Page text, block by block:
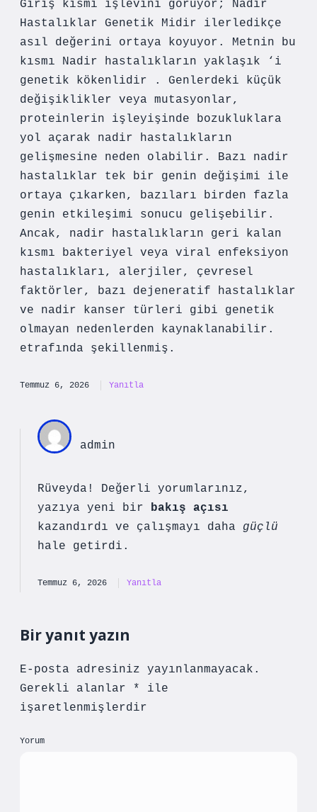
Giriş kısmı işlevini görüyor; Nadir
Hastalıklar Genetik Midir ilerledikçe
asıl değerini ortaya koyuyor. Metnin bu
kısmı Nadir hastalıkların yaklaşık ‘i
genetik kökenlidir . Genlerdeki küçük
değişiklikler veya mutasyonlar,
proteinlerin işleyişinde bozukluklara
yol açarak nadir hastalıkların
gelişmesine neden olabilir. Bazı nadir
hastalıklar tek bir genin değişimi ile
ortaya çıkarken, bazıları birden fazla
genin etkileşimi sonucu gelişebilir.
Ancak, nadir hastalıkların geri kalan
kısmı bakteriyel veya viral enfeksiyon
hastalıkları, alerjiler, çevresel
faktörler, bazı dejeneratif hastalıklar
ve nadir kanser türleri gibi genetik
olmayan nedenlerden kaynaklanabilir.
etrafında şekillenmiş.
Temmuz 6, 2026 Yanıtla
admin
Rüveyda! Değerli yorumlarınız,
yazıya yeni bir bakış açısı
kazandırdı ve çalışmayı daha güçlü
hale getirdi.
Temmuz 6, 2026 Yanıtla
Bir yanıt yazın
E-posta adresiniz yayınlanmayacak.
Gerekli alanlar
*
ile
işaretlenmişlerdir
Yorum